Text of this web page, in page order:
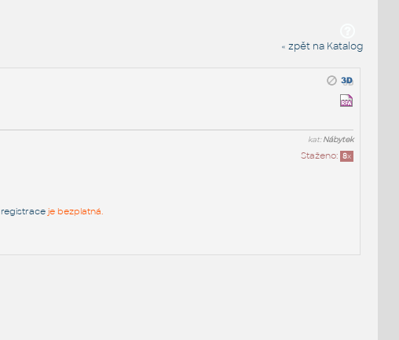
« zpět na Katalog
kat:Nábytek
Staženo: 8x
registraceje bezplatná.